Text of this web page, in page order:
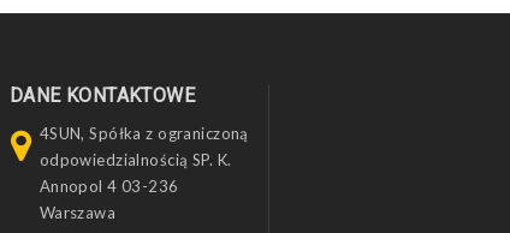
DANE KONTAKTOWE
4SUN, Spółka z ograniczoną
odpowiedzialnością SP. K.
Annopol 4 03-236
Warszawa